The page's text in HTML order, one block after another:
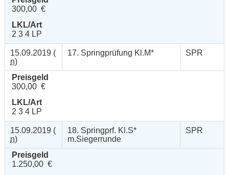
300,00 €
LKL/Art
2 3 4 LP
15.09.2019 (
n)
17. Springprüfung Kl.M* SPR
Preisgeld
300,00 €
LKL/Art
2 3 4 LP
15.09.2019 (
n)
18. Springprf. Kl.S*
m.Siegerrunde
SPR
Preisgeld
1.250,00 €